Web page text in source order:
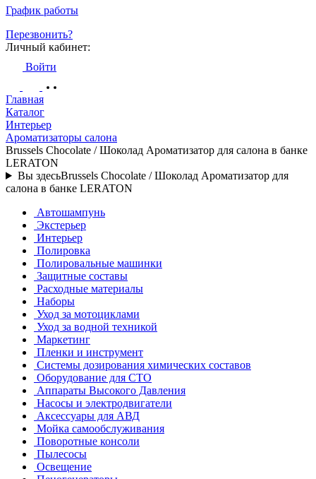
График работы
Перезвонить?
Личный кабинет:
Войти
Главная
Каталог
Интерьер
Ароматизаторы салона
Brussels Chocolate / Шоколад Ароматизатор для салона в банке
LERATON
Вы здесьBrussels Chocolate / Шоколад Ароматизатор для
салона в банке LERATON
Автошампунь
Экстерьер
Интерьер
Полировка
Полировальные машинки
Защитные составы
Расходные материалы
Наборы
Уход за мотоциклами
Уход за водной техникой
Маркетинг
Пленки и инструмент
Системы дозирования химических составов
Оборудование для СТО
Аппараты Высокого Давления
Насосы и электродвигатели
Аксессуары для АВД
Мойка самообслуживания
Поворотные консоли
Пылесосы
Освещение